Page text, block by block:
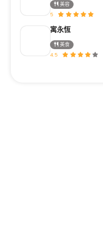
美容
5
寓永恆
美食
4.5